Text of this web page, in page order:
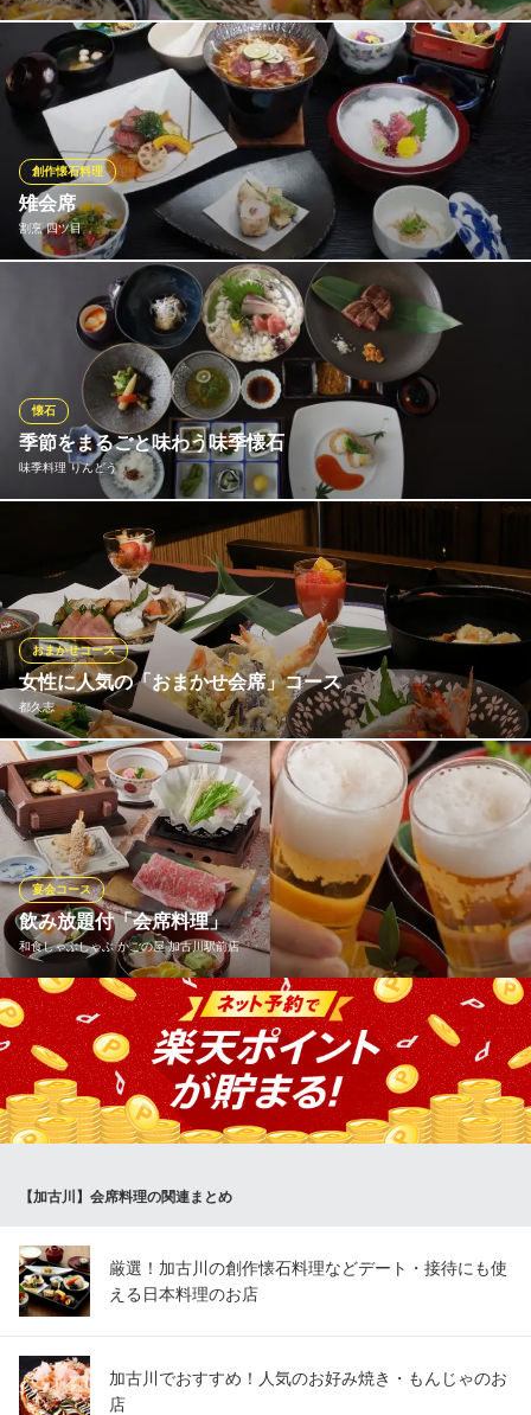
おもてなし館
個室で愉しむ旬の和会席
山陽電鉄本線尾上の松駅 徒歩16分
兵庫県加古川市加古川町南備後42-6
■東京「つきぢ田村」五味調和の心得のもと、本格的な懐石をご用
意しております。 華やかな見た目に、出汁や食材の豊かな香り…
四季折々の情緒を五感を使ってご堪能いただけます。 ■ご結納・
ご披露宴・還暦・喜寿・七五三・お節句・お誕生会など、おめで
たい席だけでなく、 ご法要でもご用意をさせていただきます。
東京田村 加古川店
懐石料理
ＪＲ神戸線加古川駅 徒歩6分
兵庫県加古川市加古川溝之口800 加古川プラザホテル4F
雉会席
割烹 四ツ目
創作懐石料理
国鳥の雉を使った小鍋、天ぷら、ステーキと、旬のお造りや、前
菜、酢物、旬の食材をふんだんに使った贅沢な会席です。 特別な
時間を心ゆくまでお楽しみください！
割烹 四ツ目
割烹 料亭
北条鉄道北条町駅 徒歩6分
兵庫県加西市北条町906
季節をまるごと味わう味季懐石
味季料理 りんどう
懐石
月替わりの味季懐石『りんどう』8,500円（税込）は、季節を感じ
る食材をふんだんに使ったメニューが特徴です！一番美味しい時
期に一番美味しいものを頂く、極上の贅沢をお楽しみください♪
味季料理 りんどう
季節の懐石・鉄板和食
ＪＲ加古川駅 徒歩17分
兵庫県加古川市加古川町木村474-2
女性に人気の「おまかせ会席」コース
都久志
おまかせコース
その日その日の仕入れ状況で御献立内容に変化はあるものの、充
実した内容の「おまかせ会席」コースは￥4.500～￥6.500までの
３コースをご用意して皆様のご来店をお待ちしております 苦手な
食材があればご遠慮なくお申し付け下されば他の食材と差し替え
することも可能です！
都久志
天ぷらと創作＆ワイン
ＪＲ東加古川駅南口 徒歩2分
兵庫県加古川市平岡町新在家2-278-14
飲み放題付「会席料理」
和食しゃぶしゃぶ かごの屋 加古川駅前店
宴会コース
美味しいお食事を囲んで語らう場にして頂けますよう、慶事会
席・法要会席など様々なプランをご用意させていただいておりま
す。ご予算・ご要望にお応えいたしますのでご利用の店舗へお気
軽にご相談ください。
ＪＲ加古川駅南口 徒歩3分
【加古川】会席料理の関連まとめ
厳選！加古川の創作懐石料理などデート・接待にも使
える日本料理のお店
加古川でおすすめ！人気のお好み焼き・もんじゃのお
店